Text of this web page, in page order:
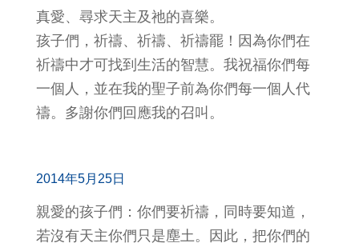
真愛、尋求天主及祂的喜樂。
孩子們，祈禱、祈禱、祈禱罷！因為你們在
祈禱中才可找到生活的智慧。我祝福你們每
一個人，並在我的聖子前為你們每一個人代
禱。多謝你們回應我的召叫。
2014年5月25日
親愛的孩子們：你們要祈禱，同時要知道，
若沒有天主你們只是塵土。因此，把你們的